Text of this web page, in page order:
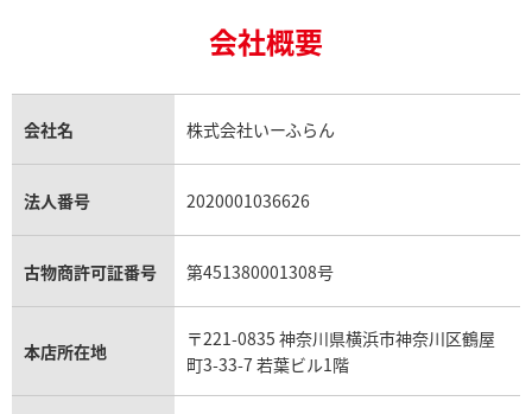
金貨買取
貴金属買取
銀・シルバー買取
パラジウム買取
トパーズ買取
タンザナイト買取
キャッツアイ買取
アクアマリン買取
ロレックス エクスプローラー買取
ロレックス デイトジャスト買取
パテック フィリップノーチラス買取
ヴァシュロン・コンスタンタン買取
オメガ買取
カルティエ買取
フランク ミュラー買取
リシャール・ミル買取
シャネル マトラッセ買取
セリーヌ買取
プラダ買取
ヴァンクリーフ＆アーペル買取
ショーメ買取
ダミアーニ買取
モーブッサン買取
会社概要
会社名 株式会社いーふらん
法人番号 2020001036626
古物商許可証番号 第451380001308号
本店所在地
〒221-0835 神奈川県横浜市神奈川区鶴屋
町3-33-7 若葉ビル1階